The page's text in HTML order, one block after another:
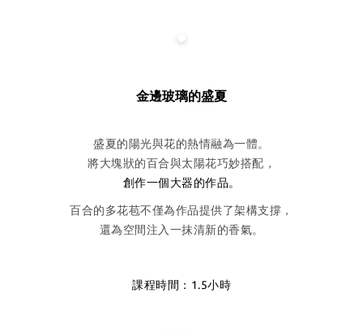
金邊玻璃的盛夏
盛夏的陽光與花的熱情融為一體。
將大塊狀的百合與太陽花巧妙搭配，
創作一個大器的作品。
百合的多花苞不僅為作品提供了架構支撐，
還為空間注入一抹清新的香氣。
課程時間：1.5小時